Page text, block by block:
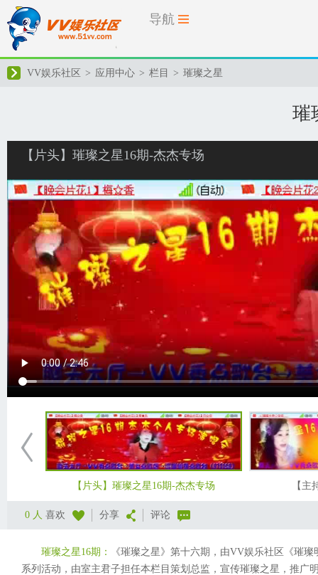
导航
VV娱乐社区 > 应用中心 > 栏目 > 璀璨之星
璀
【片头】璀璨之星16期-杰杰专场
【片头】璀璨之星16期-杰杰专场 【主
0 人 喜欢 分享 评论
璀璨之星16期： 《璀璨之星》第十六期，由VV娱乐社区
《璀
系列活动，由室主君子担任本栏目策划总监，宣传璀璨之星，推广